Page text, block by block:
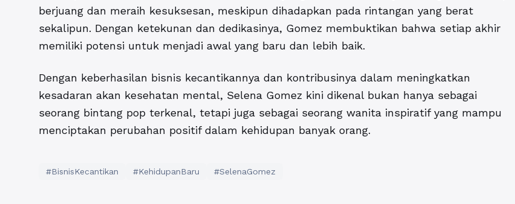
berjuang dan meraih kesuksesan, meskipun dihadapkan pada rintangan yang berat
sekalipun. Dengan ketekunan dan dedikasinya, Gomez membuktikan bahwa setiap akhir
memiliki potensi untuk menjadi awal yang baru dan lebih baik.
Dengan keberhasilan bisnis kecantikannya dan kontribusinya dalam meningkatkan
kesadaran akan kesehatan mental, Selena Gomez kini dikenal bukan hanya sebagai
seorang bintang pop terkenal, tetapi juga sebagai seorang wanita inspiratif yang mampu
menciptakan perubahan positif dalam kehidupan banyak orang.
#BisnisKecantikan #KehidupanBaru #SelenaGomez